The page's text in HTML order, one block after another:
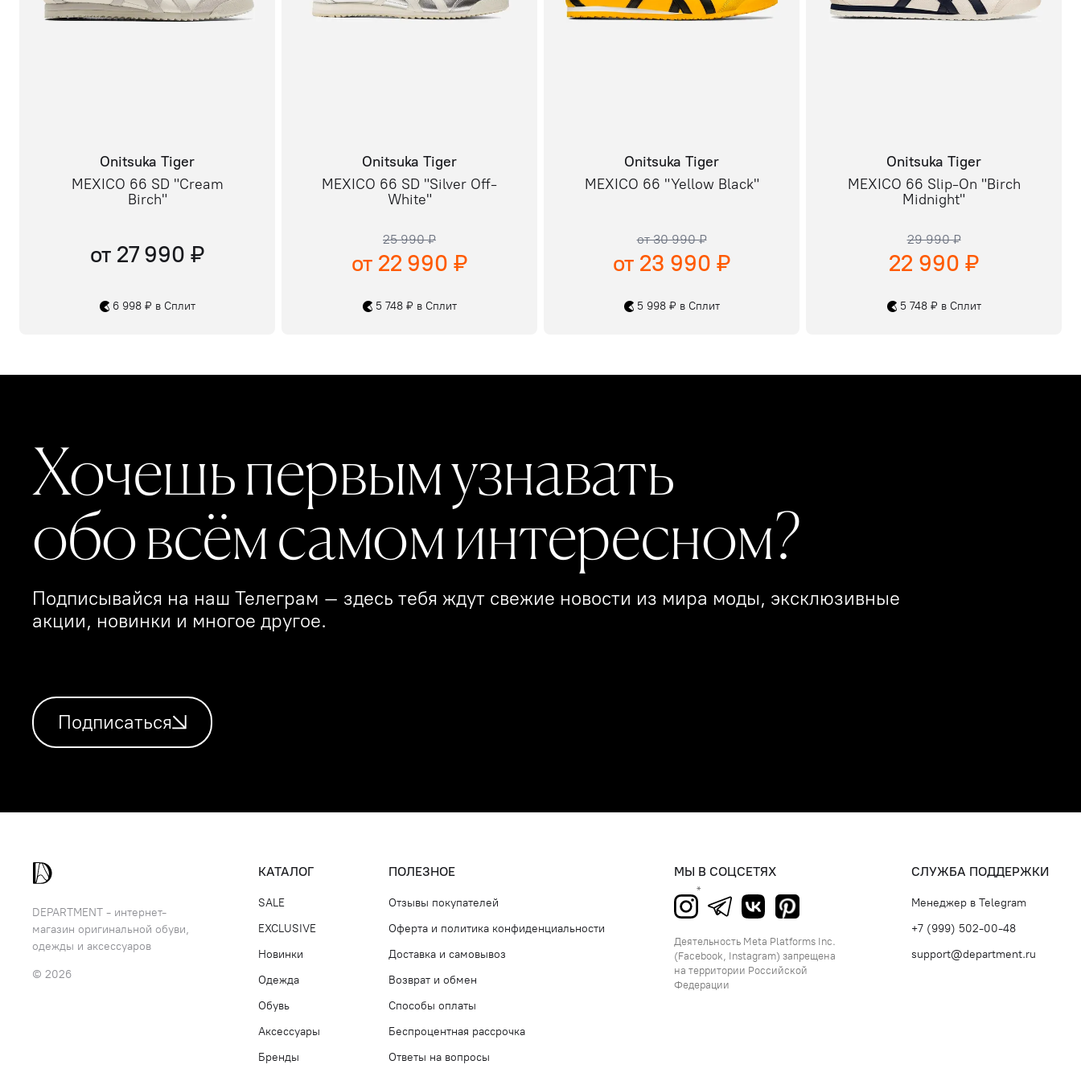
Onitsuka Tiger
MEXICO 66 SD "Cream
Birch"
от 27 990 ₽
6 998 ₽ в Сплит
Onitsuka Tiger
MEXICO 66 SD "Silver Off-
White"
25 990 ₽
от 22 990 ₽
5 748 ₽ в Сплит
Onitsuka Tiger
MEXICO 66 "Yellow Black"
от 30 990 ₽
от 23 990 ₽
5 998 ₽ в Сплит
Onitsuka Tiger
MEXICO 66 Slip-On "Birch
Midnight"
29 990 ₽
22 990 ₽
5 748 ₽ в Сплит
Хочешь первым узнавать
обо всём самом интересном?
Подписывайся на наш Телеграм – здесь тебя ждут свежие новости из мира моды, эксклюзивные
акции, новинки и многое другое.
Подписаться
DEPARTMENT - интернет-
магазин оригинальной обуви,
одежды и аксессуаров
© 2026
КАТАЛОГ
SALE
EXCLUSIVE
Новинки
Одежда
Обувь
Аксессуары
Бренды
ПОЛЕЗНОЕ
Отзывы покупателей
Оферта и политика конфиденциальности
Доставка и самовывоз
Возврат и обмен
Способы оплаты
Беспроцентная рассрочка
Ответы на вопросы
МЫ В СОЦСЕТЯХ
Деятельность Meta Platforms Inc.
(Facebook, Instagram) запрещена
на территории Российской
Федерации
СЛУЖБА ПОДДЕРЖКИ
Менеджер в Telegram
+7 (999) 502-00-48
support@department.ru